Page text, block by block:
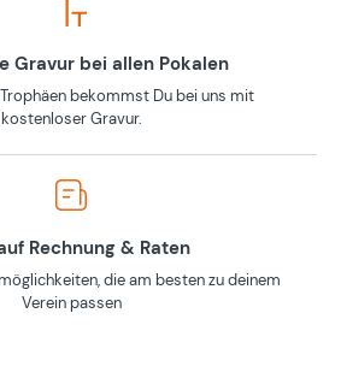
Gravur bei allen Pokalen
bekommst Du bei uns mit
kostenloser Gravur.
Rechnung & Raten
die am besten zu deinem
Verein passen